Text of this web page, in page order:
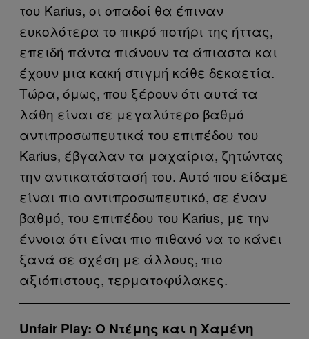
του Karius, οι οπαδοί θα έπιναν
ευκολότερα το πικρό ποτήρι της ήττας,
επειδή πάντα πιάνουν τα άπιαστα και
έχουν μια κακή στιγμή κάθε δεκαετία.
Τώρα, όμως, που ξέρουν ότι αυτά τα
λάθη είναι σε μεγαλύτερο βαθμό
αντιπροσωπευτικά του επιπέδου του
Karius, έβγαλαν τα μαχαίρια, ζητώντας
την αντικατάστασή του. Αυτό που είδαμε
είναι πιο αντιπροσωπευτικό, σε έναν
βαθμό, του επιπέδου του Karius, με την
έννοια ότι είναι πιο πιθανό να το κάνει
ξανά σε σχέση με άλλους, πιο
αξιόπιστους, τερματοφύλακες.
Unfair Play: Ο Ντέμης και η Χαμένη